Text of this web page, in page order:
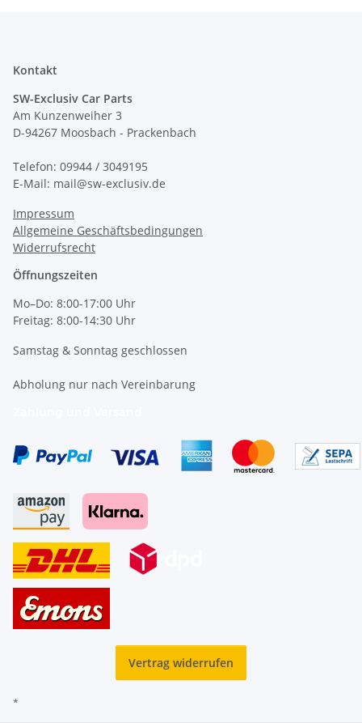
Kontakt
SW-Exclusiv Car Parts
Am Kunzenweiher 3
D-94267 Moosbach - Prackenbach
Telefon: 09944 / 3049195
E-Mail: mail@sw-exclusiv.de
Impressum
Allgemeine Geschäftsbedingungen
Widerrufsrecht
Öffnungszeiten
Mo–Do: 8:00-17:00 Uhr
Freitag: 8:00-14:30 Uhr
Samstag & Sonntag geschlossen
Abholung nur nach Vereinbarung
Vertrag widerrufen
*